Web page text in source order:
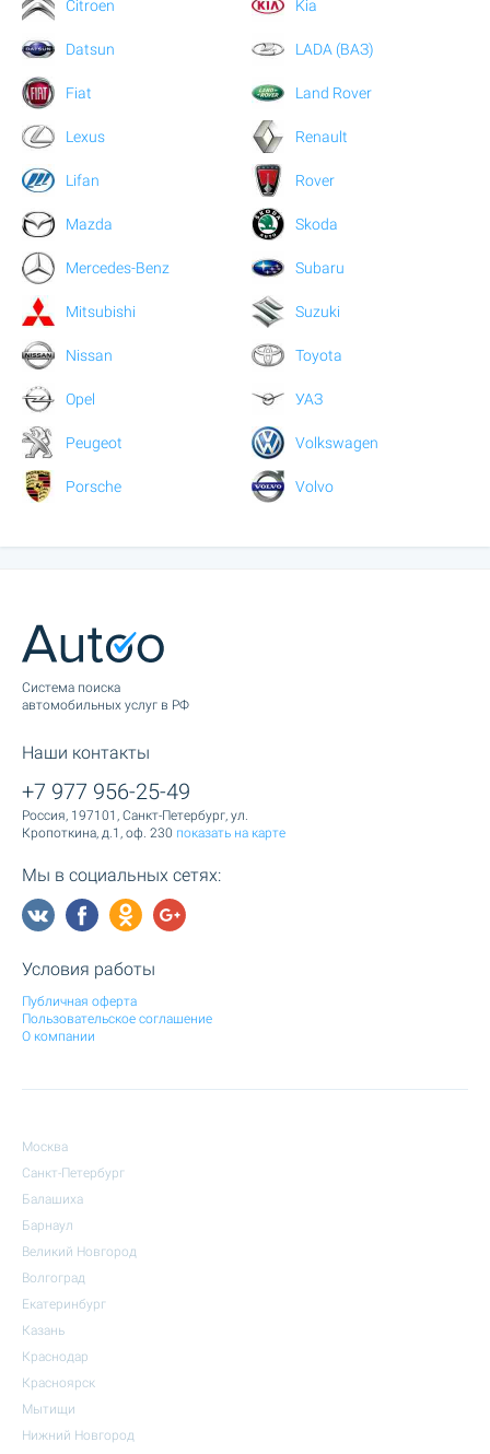
Citroen
Datsun
Fiat
Kia
LADA (ВАЗ)
Land Rover
Lexus
Lifan
Mazda
Mercedes-Benz
Mitsubishi
Nissan
Opel
Peugeot
Porsche
Renault
Rover
Skoda
Subaru
Suzuki
Toyota
УАЗ
Volkswagen
Volvo
Cистема поиска
автомобильных услуг в РФ
Наши контакты
+7 977 956-25-49
Россия, 197101, Санкт-Петербург, ул.
Кропоткина, д.1, оф. 230 показать на карте
Мы в социальных сетях:
Условия работы
Публичная оферта
Пользовательское соглашение
О компании
Москва
Санкт-Петербург
Балашиха
Барнаул
Великий Новгород
Волгоград
Екатеринбург
Казань
Краснодар
Красноярск
Мытищи
Нижний Новгород